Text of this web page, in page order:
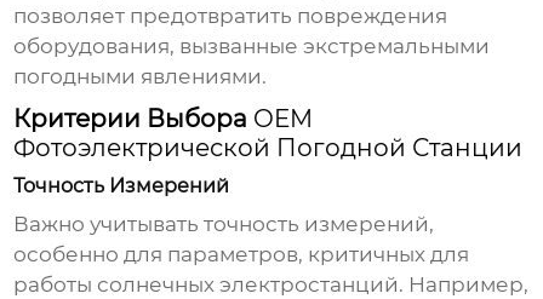
позволяет предотвратить повреждения
оборудования, вызванные экстремальными
погодными явлениями.
Критерии Выбора OEM
Фотоэлектрической Погодной Станции
Точность Измерений
Важно учитывать точность измерений,
особенно для параметров, критичных для
работы солнечных электростанций. Например,